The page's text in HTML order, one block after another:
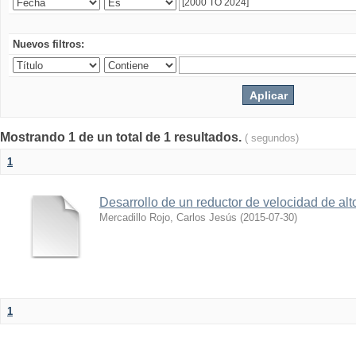
Nuevos filtros:
Mostrando 1 de un total de 1 resultados. ( segundos)
1
Desarrollo de un reductor de velocidad de
Mercadillo Rojo, Carlos Jesús (2015-07-30)
1